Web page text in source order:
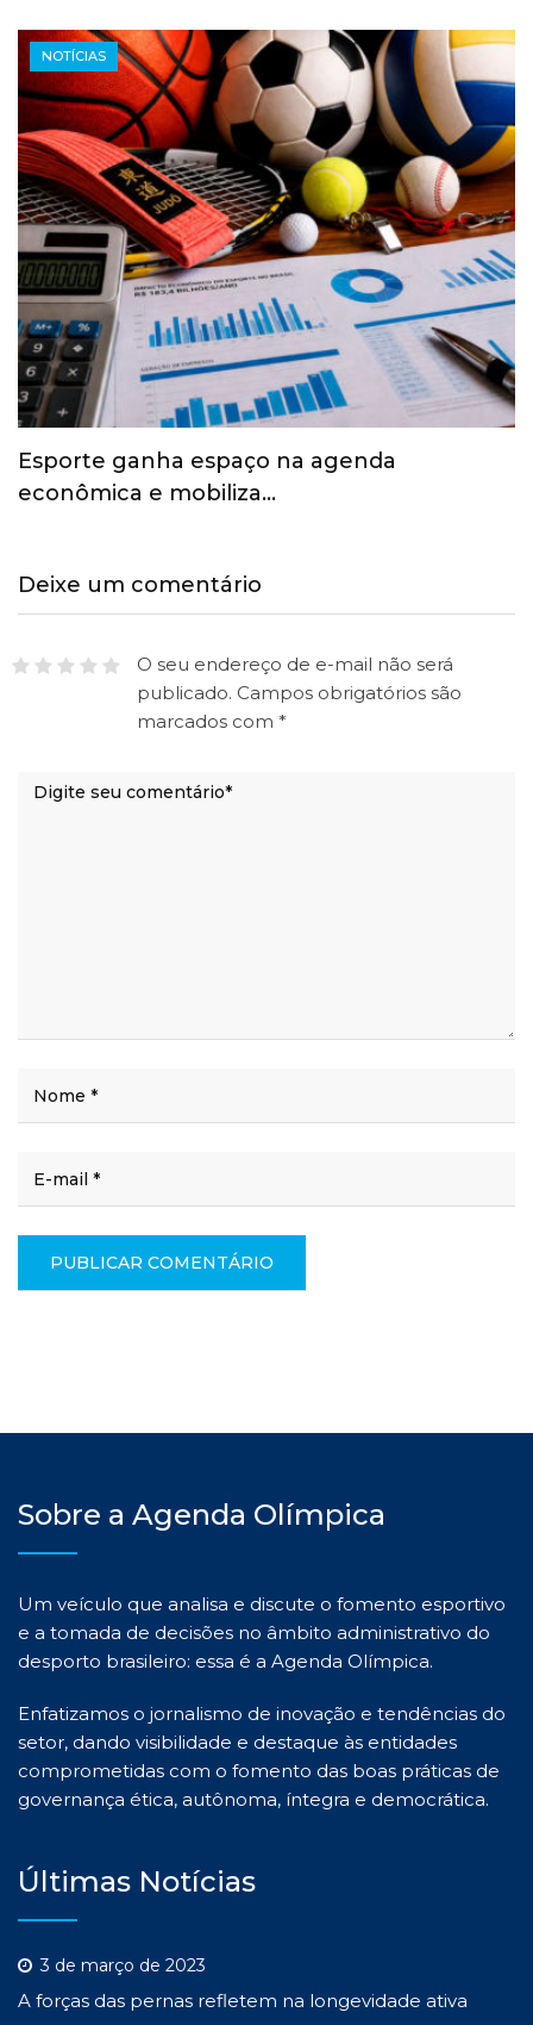
NOTÍCIAS
Esporte ganha espaço na agenda
econômica e mobiliza…
Deixe um comentário
O seu endereço de e-mail não será
publicado. Campos obrigatórios são
marcados com *
Sobre a Agenda Olímpica
Um veículo que analisa e discute o fomento esportivo
e a tomada de decisões no âmbito administrativo do
desporto brasileiro: essa é a Agenda Olímpica.
Enfatizamos o jornalismo de inovação e tendências do
setor, dando visibilidade e destaque às entidades
comprometidas com o fomento das boas práticas de
governança ética, autônoma, íntegra e democrática.
Últimas Notícias
3 de março de 2023
A forças das pernas refletem na longevidade ativa